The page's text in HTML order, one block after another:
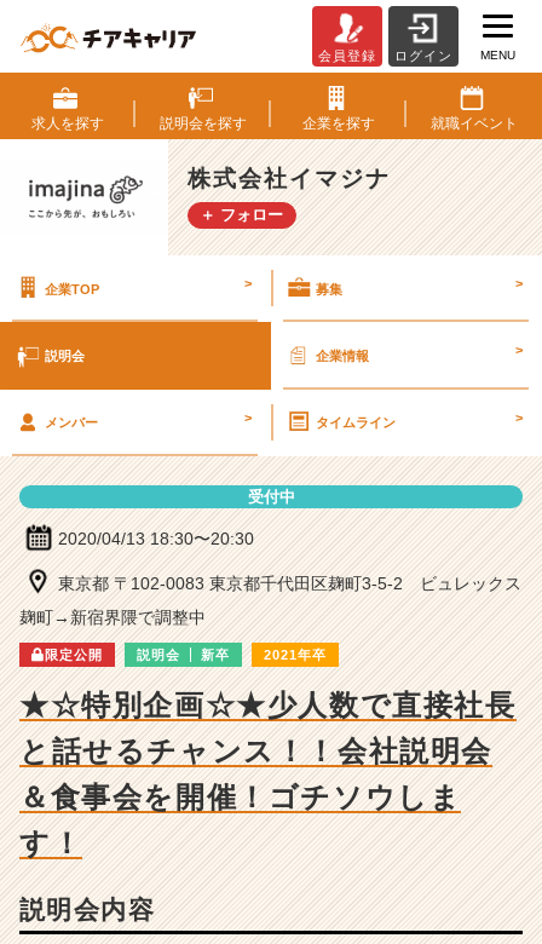
式
会
社
イ
マ
ジ
明
細
ー・
成
企
業
ら
ス
カ
ト
活
会員登録 ログイン MENU
求人を探す 説明会を探す 企業を探す 就職イベント
株式会社イマジナ
＋ フォロー
企業TOP > 募集 >
説明会 企業情報 >
メンバー > タイムライン >
受付中
2020/04/13 18:30〜20:30
東京都 〒102-0083 東京都千代田区麹町3-5-2 ビュレックス
麹町→新宿界隈で調整中
限定公開 説明会 新卒 2021年卒
★☆特別企画☆★少人数で直接社長
と話せるチャンス！！会社説明会
＆食事会を開催！ゴチソウしま
す！
説明会内容